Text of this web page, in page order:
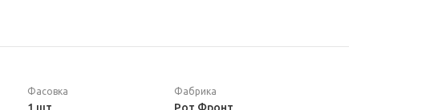
Фасовка Фабрика